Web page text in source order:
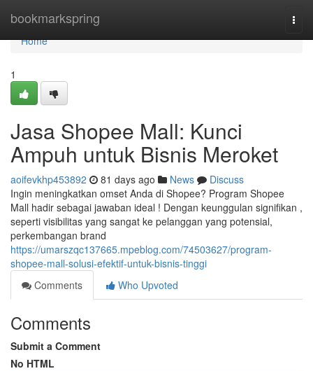
bookmarkspring
Home
Home
1
Jasa Shopee Mall: Kunci
Ampuh untuk Bisnis Meroket
aoifevkhp453892 81 days ago News
Discuss
Ingin meningkatkan omset Anda di Shopee? Program Shopee
Mall hadir sebagai jawaban ideal ! Dengan keunggulan signifikan ,
seperti visibilitas yang sangat ke pelanggan yang potensial,
perkembangan brand
https://umarszqc137665.mpeblog.com/74503627/program-
shopee-mall-solusi-efektif-untuk-bisnis-tinggi
Comments
Who Upvoted
Comments
Submit a Comment
No HTML